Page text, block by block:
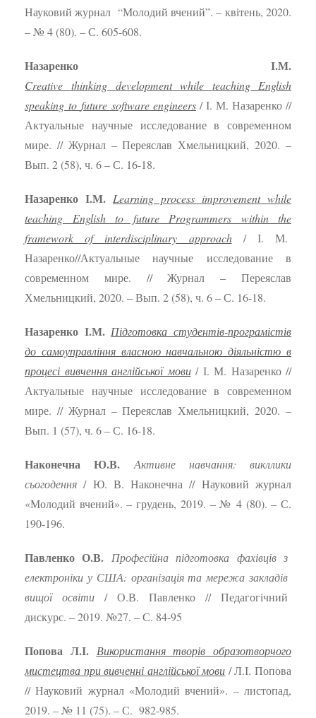
Науковий журнал “Молодий вчений”. – квітень, 2020.
– № 4 (80). – С. 605-608.
Назаренко І.М.
Creative thinking developmentwhileteaching English
speaking to future software engineers / І. М. Назаренко //
Актуальные научные исследование в современном
мире. // Журнал – Переяслав Хмельницкий, 2020. –
Вып. 2 (58), ч. 6 – С. 16-18.
Назаренко І.М. Learning process improvement while
teaching English to future Programmers within the
framework of interdisciplinary approach/ І. М.
Назаренко//Актуальные научные исследование в
современном мире. // Журнал – Переяслав
Хмельницкий, 2020. – Вып. 2 (58), ч. 6 – С. 16-18.
Назаренко І.М. Підготовка студентів-програмістів
до самоуправління власною навчальною діяльністю в
процесі вивчення англійської мови/ І. М. Назаренко //
Актуальные научные исследование в современном
мире. // Журнал – Переяслав Хмельницкий, 2020. –
Вып. 1 (57), ч. 6 – С. 16-18.
Наконечна Ю.В.
Активне навчання: викллики
сьогодення / Ю. В. Наконечна // Науковий журнал
«Молодий вчений». – грудень, 2019. – № 4 (80). – С.
190-196.
Павленко О.В. Професійна підготовка фахівців з
електроніки у США: організація та мережа закладів
вищої освіти / О.В. Павленко // Педагогічний
дискурс. – 2019. №27. – С. 84-95
Попова Л.І. Використання творів образотворчого
мистецтва при вивченні англійської мови / Л.І. Попова
// Науковий журнал «Молодий вчений». – листопад,
2019. – № 11 (75). – С. 982-985.